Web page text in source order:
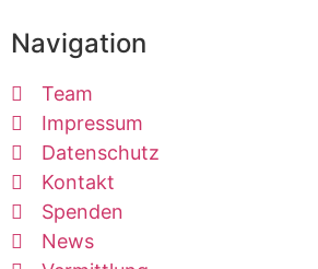
Navigation
Team
Impressum
Datenschutz
Kontakt
Spenden
News